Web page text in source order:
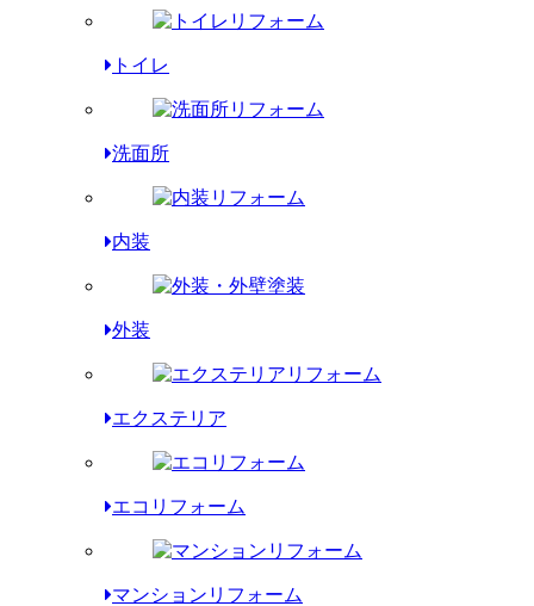
トイレ
洗面所
内装
外装
エクステリア
エコリフォーム
マンションリフォーム